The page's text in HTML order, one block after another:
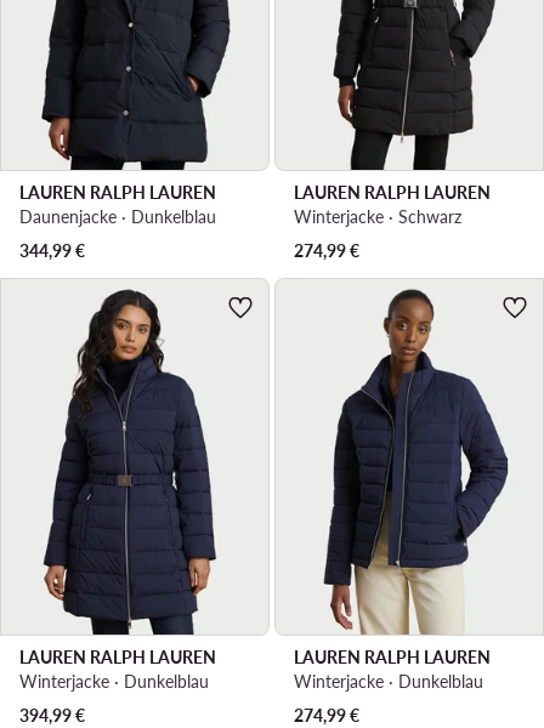
LAUREN RALPH LAUREN
Daunenjacke · Dunkelblau
344,99€
LAUREN RALPH LAUREN
Winterjacke · Schwarz
274,99€
LAUREN RALPH LAUREN
Winterjacke · Dunkelblau
394,99€
LAUREN RALPH LAUREN
Winterjacke · Dunkelblau
274,99€